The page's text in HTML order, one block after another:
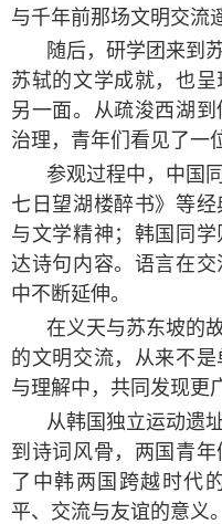
与千年前那场文明交流
随后，研学团来到
苏轼的文学成就，也
另一面。从疏浚西湖
治理，青年们看见了一
参观过程中，中国
七日望湖楼醉书》等
与文学精神；韩国同
达诗句内容。语言在
中不断延伸。
在义天与苏东坡的
的文明交流，从来不
与理解中，共同发现更
从韩国独立运动遗
到诗词风骨，两国青
了中韩两国跨越时代
平、交流与友谊的意义。